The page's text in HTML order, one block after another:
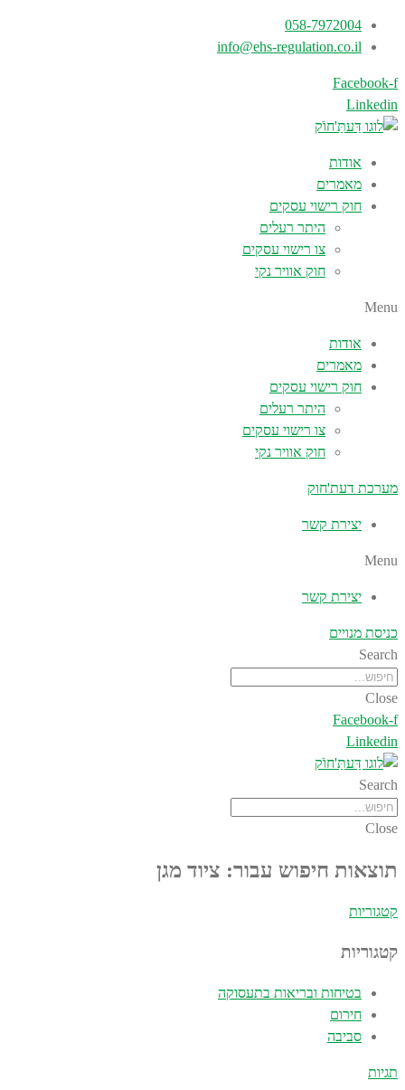
058-7972004
info@ehs-regulation.co.il
Facebook-f
Linkedin
אודות
מאמרים
חוק רישוי עסקים
היתר רעלים
צו רישוי עסקים
חוק אוויר נקי
Menu
אודות
מאמרים
חוק רישוי עסקים
היתר רעלים
צו רישוי עסקים
חוק אוויר נקי
מערכת דעת'חוק
יצירת קשר
Menu
יצירת קשר
כניסת מנויים
Search
Close
Facebook-f
Linkedin
Search
Close
תוצאות חיפוש עבור: ציוד מגן
קטגוריות
קטגוריות
בטיחות ובריאות בתעסוקה
חירום
סביבה
תגיות